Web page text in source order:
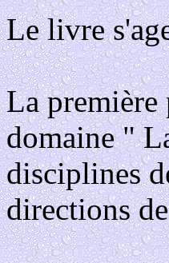
Le livre
La première
domaine "
disciplines
directions